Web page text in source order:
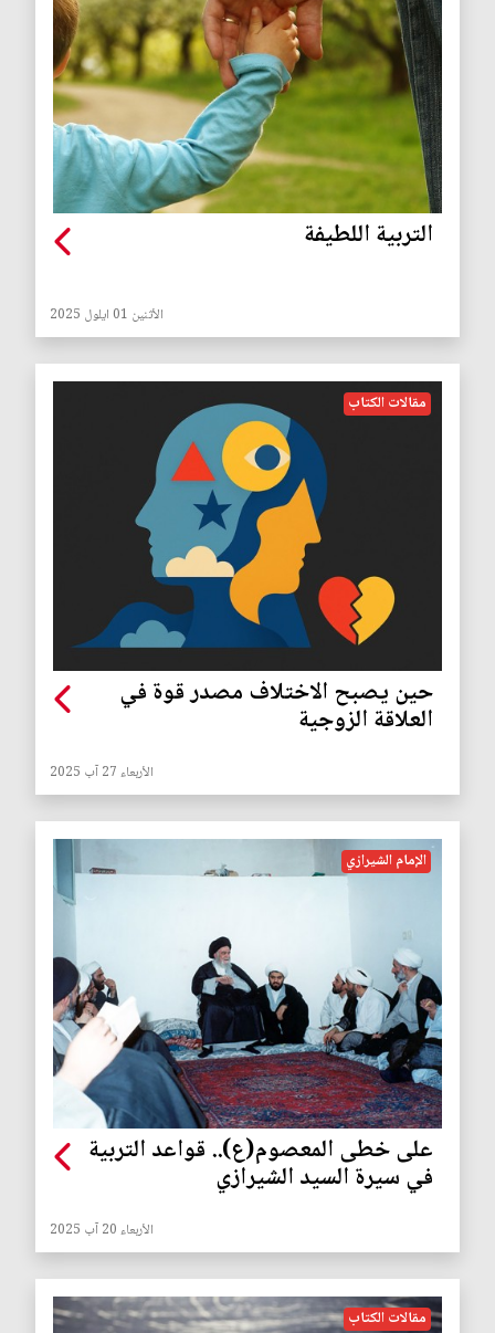
التربية اللطيفة
الأثنين 01 ايلول 2025
مقالات الكتاب
حين يصبح الاختلاف مصدر قوة في
العلاقة الزوجية
الأربعاء 27 آب 2025
الإمام الشيرازي
على خطى المعصوم(ع).. قواعد التربية
في سيرة السيد الشيرازي
الأربعاء 20 آب 2025
مقالات الكتاب